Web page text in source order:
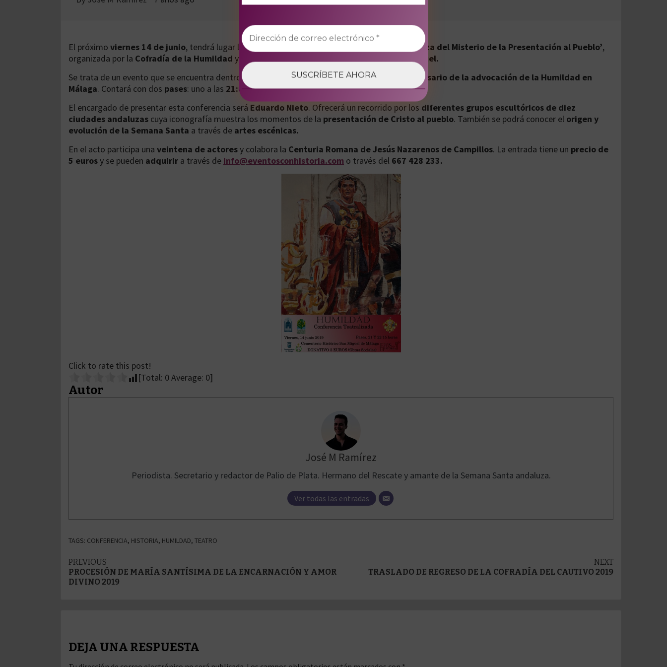
El próximo viernes 14 de junio, tendrá lugar laconferencia teatralizada ‘Iconografía andaluza del Misterio de la Presentación al Pueblo’,
organizada por la Cofradía de la Humildad y Parcemasa, en el
Cementerio Histórico San Miguel.
Se trata de un evento que se encuentra dentro de los
actos conmemorativos por el 325 aniversario de la advocación de la Humildad en
Málaga. Contará con dos pases: uno a las 21:00 horasy otro a las22:15 horas.
El encargado de presentar esta conferencia será Eduardo Nieto. Ofrecerá un recorrido por los diferentes grupos escultóricos de diez
ciudades andaluzas cuya iconografía muestra los momentos de la presentación de Cristo al pueblo. También se podrá conocer el origen y
evolución de la Semana Santa a través de artes escénicas.
En el acto participa una veintena de actoresy colabora la Centuria Romana de Jesús Nazarenos de Campillos. La entrada tiene un precio de
5 eurosy se pueden adquirir a través de info@eventosconhistoria.com o través del 667 428 233.
Click to rate this post!
[Total: 0Average: 0]
Autor
José M Ramírez
Periodista. Secretario y redactor de Palio de Plata. Hermano del Rescate y amante de la Semana Santa andaluza.
Ver todas las entradas
TAGS: CONFERENCIA, HISTORIA, HUMILDAD, TEATRO
Post
navigation
PREVIOUS
PROCESIÓN DE MARÍA SANTÍSIMA DE LA ENCARNACIÓN Y AMOR
DIVINO 2019
NEXT
TRASLADO DE REGRESO DE LA COFRADÍA DEL CAUTIVO 2019
DEJA UNA RESPUESTA